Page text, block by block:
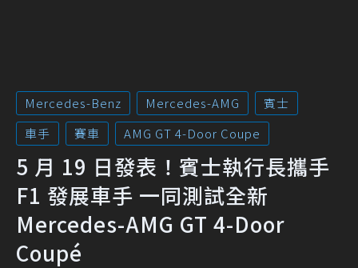
Mercedes-Benz Mercedes-AMG
賓士
車手
賽車 AMG GT 4-Door Coupe
5 月 19 日發表！賓士執行長攜手
F1 發展車手 一同測試全新
Mercedes-AMG GT 4-Door
Coupé